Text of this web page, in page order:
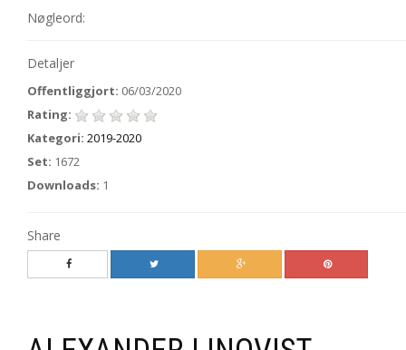
Nøgleord:
Detaljer
Offentliggjort: 06/03/2020
Rating:
Kategori: 2019-2020
Set: 1672
Downloads: 1
Share